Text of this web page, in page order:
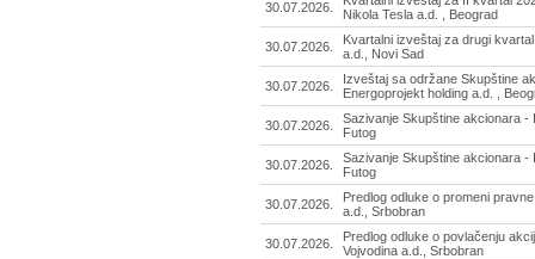
30.07.2026.
Nikola Tesla a.d. , Beograd
30.07.2026.
Kvartalni izveštaj za drugi
a.d., Novi Sad
30.07.2026.
Izveštaj sa održane Skupštine
Energoprojekt holding a.d. ,
30.07.2026.
Sazivanje Skupštine akcionara -
Futog
30.07.2026.
Sazivanje Skupštine akcionara -
Futog
30.07.2026.
Predlog odluke o promeni
a.d., Srbobran
30.07.2026.
Predlog odluke o povlačenju
Vojvodina a.d., Srbobran